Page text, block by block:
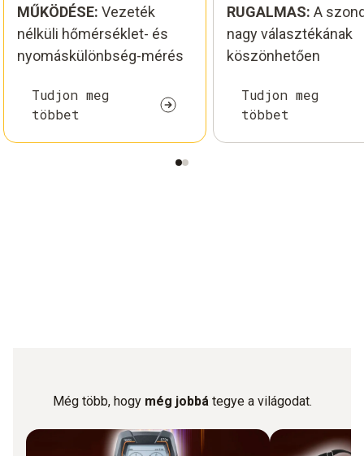
MŰKÖDÉSE: Vezeték
nélküli hőmérséklet- és
nyomáskülönbség-mérés
Tudjon meg
többet
RUGALMAS: A
nagy választékának
köszönhetően
Tudjon meg
többet
Még több, hogy még jobbátegye a világodat.